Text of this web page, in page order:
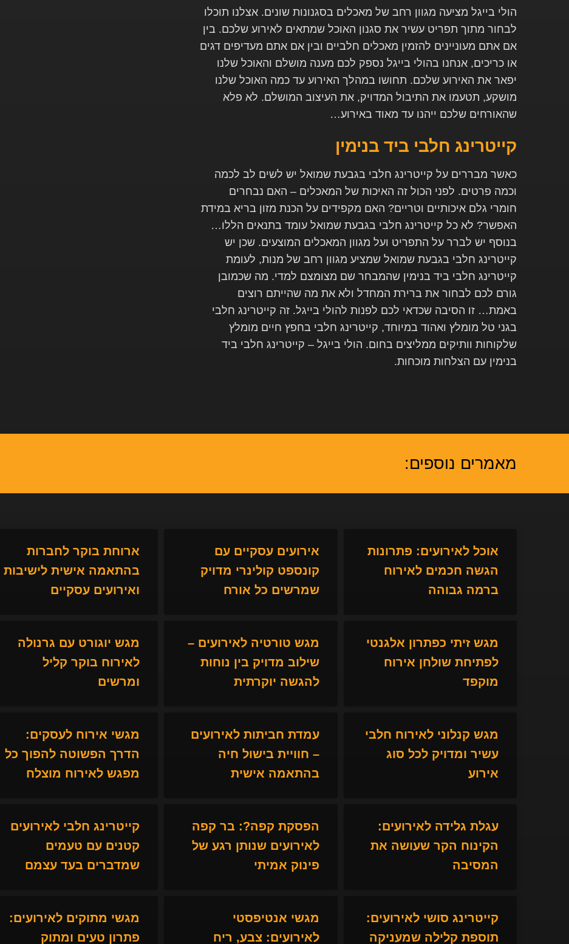
הולי בייגל מציעה מגוון רחב של מאכלים בסגנונות שונים. אצלנו תוכלו
לבחור מתוך תפריט עשיר את סגנון האוכל שמתאים לאירוע שלכם. בין
אם אתם מעוניינים להזמין מאכלים חלביים ובין אם אתם מעדיפים דגים
או כריכים, אנחנו בהולי בייגל נספק לכם מענה מושלם והאוכל שלנו
יפאר את האירוע שלכם. תחושו במהלך האירוע עד כמה האוכל שלנו
מושקע, תטעמו את התיבול המדויק, את העיצוב המושלם. לא פלא
שהאורחים שלכם ייהנו עד מאוד באירוע…
קייטרינג חלבי ביד בנימין
כאשר מבררים על קייטרינג חלבי בגבעת שמואל יש לשים לב לכמה
וכמה פרטים. לפני הכול זה האיכות של המאכלים – האם נבחרים
חומרי גלם איכותיים וטריים? האם מקפידים על הכנת מזון בריא במידת
האפשר? לא כל קייטרינג חלבי בגבעת שמואל עומד בתנאים הללו…
בנוסף יש לברר על התפריט ועל מגוון המאכלים המוצעים. שכן יש
קייטרינג חלבי בגבעת שמואל שמציע מגוון רחב של מנות, לעומת
קייטרינג חלבי ביד בנימין שהמבחר שם מצומצם למדי. מה שכמובן
גורם לכם לבחור את ברירת המחדל ולא את מה שהייתם רוצים
באמת… זו הסיבה שכדאי לכם לפנות להולי בייגל. זה קייטרינג חלבי
בגני טל מומלץ ואהוד במיוחד, קייטרינג חלבי בחפץ חיים מומלץ
שלקוחות וותיקים ממליצים בחום. הולי בייגל – קייטרינג חלבי ביד
בנימין עם הצלחות מוכחות.
מאמרים נוספים:
אוכל לאירועים: פתרונות
הגשה חכמים לאירוח
ברמה גבוהה
אירועים עסקיים עם
קונספט קולינרי מדויק
שמרשים כל אורח
ארוחת בוקר לחברות
בהתאמה אישית לישיבות
ואירועים עסקיים
מגש זיתי כפתרון אלגנטי
לפתיחת שולחן אירוח
מוקפד
מגש טורטיה לאירועים –
שילוב מדויק בין נוחות
להגשה יוקרתית
מגש יוגורט עם גרנולה
לאירוח בוקר קליל
ומרשים
מגש קנלוני לאירוח חלבי
עשיר ומדויק לכל סוג
אירוע
עמדת חביתות לאירועים
– חוויית בישול חיה
בהתאמה אישית
מגשי אירוח לעסקים:
הדרך הפשוטה להפוך כל
מפגש לאירוח מוצלח
עגלת גלידה לאירועים:
הקינוח הקר שעושה את
המסיבה
הפסקת קפה?: בר קפה
לאירועים שנותן רגע של
פינוק אמיתי
קייטרינג חלבי לאירועים
קטנים עם טעמים
שמדברים בעד עצמם
קייטרינג סושי לאירועים:
תוספת קלילה שמעניקה
מגשי אנטיפסטי
לאירועים: צבע, ריח
מגשי מתוקים לאירועים:
פתרון טעים ומתוק